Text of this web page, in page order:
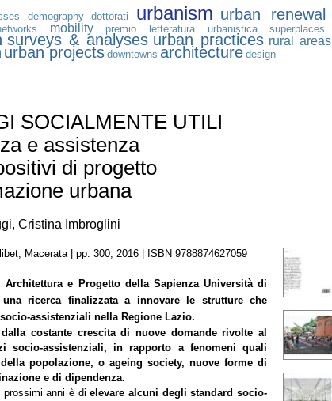
demography dottorati urbanism urban renewal
mobility premio letteratura urbanistica superplaces
surveys & analyses urban practices rural areas
urban projects downtowns architecture design
SOCIALMENTE UTILI
e assistenza
di progetto
urbana
Cristina Imbroglini
Macerata | pp. 300, 2016 | ISBN 9788874627059
Architettura e Progetto della Sapienza Università di
ricerca finalizzata a innovare le strutture che
assistenziali nella Regione Lazio.
costante crescita di nuove domande rivolte al
socio-assistenziali, in rapporto a fenomeni quali
della popolazione, o ageing society, nuove forme di
e di dipendenza.
prossimi anni è dielevare alcuni degli standard socio-